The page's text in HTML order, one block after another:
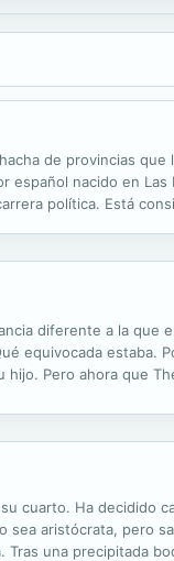
de provincias
nacido en Las
política. Está
diferente a la que
equivocada estaba.
Pero ahora que
cuarto. Ha decidido
aristócrata, pero
una precipitada